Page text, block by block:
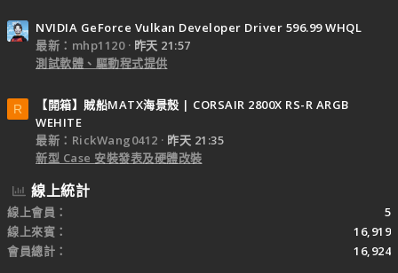
NVIDIA GeForce Vulkan Developer Driver 596.99 WHQL
最新：mhp1120
昨天 21:57
測試軟體、驅動程式提供
R
【開箱】賊船MATX海景殼 | CORSAIR 2800X RS-R ARGB
WEHITE
最新：RickWang0412
昨天 21:35
新型 Case 安裝發表及硬體改裝
線上統計
線上會員
5
線上來賓
16,919
會員總計
16,924